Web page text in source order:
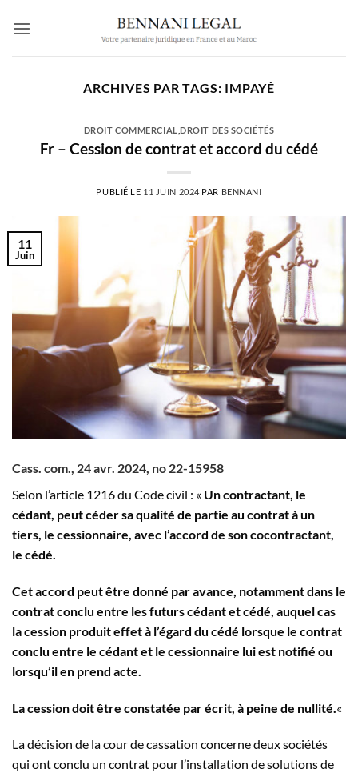
ARCHIVES PAR TAGS: IMPAYÉ
DROIT COMMERCIAL ,DROIT DES SOCIÉTÉS
Fr – Cession de contrat et accord du cédé
PUBLIÉ LE 11 JUIN 2024 PAR BENNANI
11
Juin
Cass. com., 24 avr. 2024, no 22-15958
Selon l’article 1216 du Code civil : « Un contractant, le
cédant, peut céder sa qualité de partie au contrat à un
tiers, le cessionnaire, avec l’accord de son cocontractant,
le cédé.
Cet accord peut être donné par avance, notamment dans le
contrat conclu entre les futurs cédant et cédé, auquel cas
la cession produit effet à l’égard du cédé lorsque le contrat
conclu entre le cédant et le cessionnaire lui est notifié ou
lorsqu’il en prend acte.
La cession doit être constatée par écrit, à peine de nullité. «
La décision de la cour de cassation concerne deux sociétés
qui ont conclu un contrat pour l’installation de solutions de